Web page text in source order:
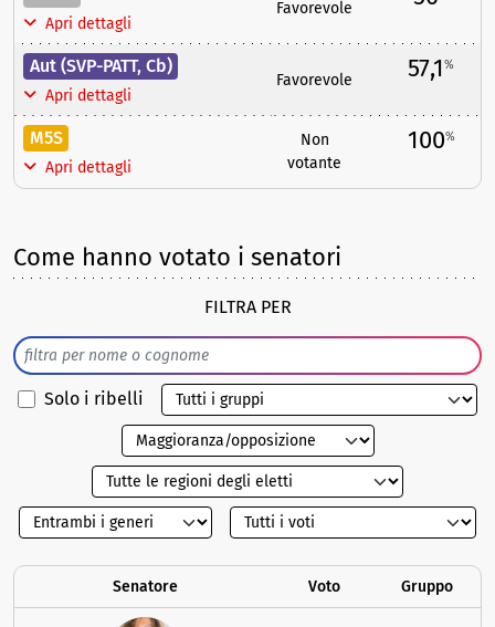
Apri dettagli
Favorevole
Aut (SVP-PATT, Cb)
Apri dettagli
Favorevole 57,1%
M5S
Apri dettagli
Non
votante
100%
Come hanno votato i senatori
FILTRA PER
Solo i ribelli
Senatore Voto Gruppo